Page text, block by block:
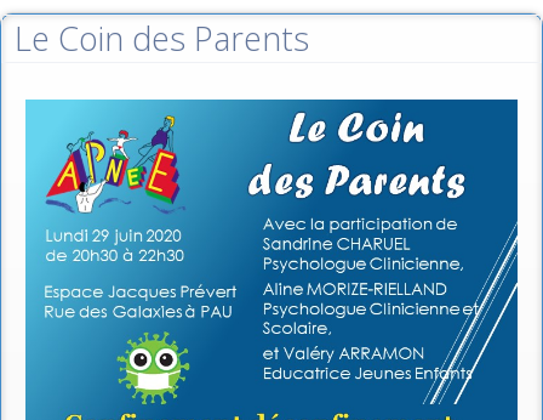
Le Coin des Parents